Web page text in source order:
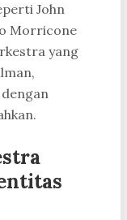
John
Morricone
yang